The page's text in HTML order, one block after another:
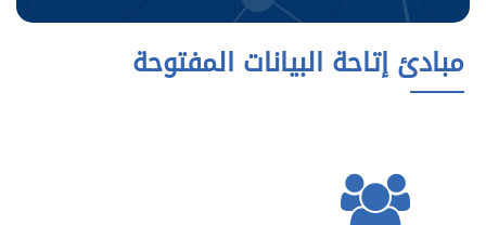
مبادئ إتاحة البيانات المفتوحة